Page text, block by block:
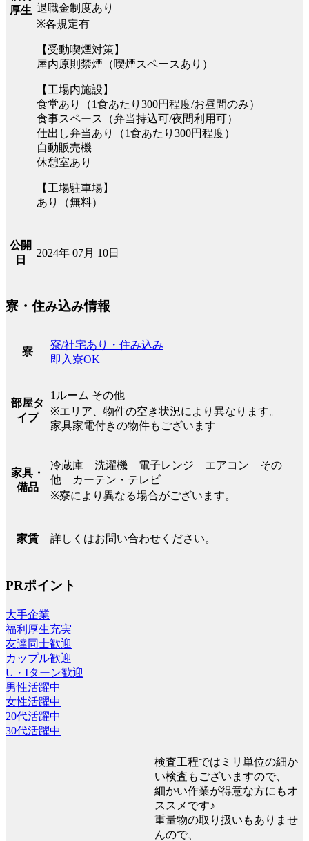
厚生 退職金制度あり
※各規定有
【受動喫煙対策】
屋内原則禁煙（喫煙スペースあり）
【工場内施設】
食堂あり（1食あたり300円程度/お昼間のみ）
食事スペース（弁当持込可/夜間利用可）
仕出し弁当あり（1食あたり300円程度）
自動販売機
休憩室あり
【工場駐車場】
あり（無料）
公開
日
2024年 07月 10日
寮・住み込み情報
寮
寮/社宅あり・住み込み
即入寮OK
部屋タ
イプ
1ルーム その他
※エリア、物件の空き状況により異なります。
家具家電付きの物件もございます
家具・
備品
冷蔵庫 洗濯機 電子レンジ エアコン その
他 カーテン・テレビ
※寮により異なる場合がございます。
家賃 詳しくはお問い合わせください。
PRポイント
大手企業
福利厚生充実
友達同士歓迎
カップル歓迎
U・Iターン歓迎
男性活躍中
女性活躍中
20代活躍中
30代活躍中
検査工程ではミリ単位の細か
い検査もございますので、
細かい作業が得意な方にもオ
ススメです♪
重量物の取り扱いもありませ
んので、